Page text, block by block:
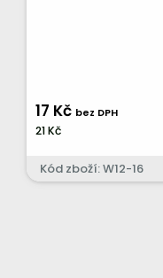
17 Kč bez DPH
21 Kč
Kód zboží: W12-16